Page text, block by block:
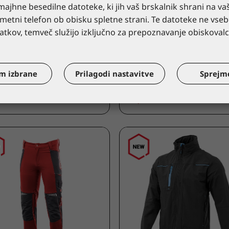
GETOUT
čevlji ALTURA črna
40
LACUNA
Nizki delovni čevlji
O2 FO SR E
*kataloška cena
besedilne datoteke, ki jih vaš brskalnik shrani na
telefon ob obisku spletne strani. Te datoteke ne
temveč služijo izključno za prepoznavanje
izbrane Prilagodi nastavitve